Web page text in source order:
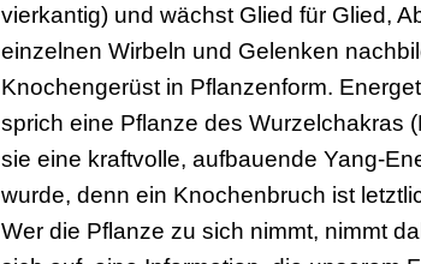
vierkantig) und wächst Glied für Glied,
einzelnen Wirbeln und Gelenken
Knochengerüst in Pflanzenform.
sprich eine Pflanze des Wurzelchakras
sie eine kraftvolle, aufbauende Yang-
wurde, denn ein Knochenbruch ist
Wer die Pflanze zu sich nimmt, nimmt